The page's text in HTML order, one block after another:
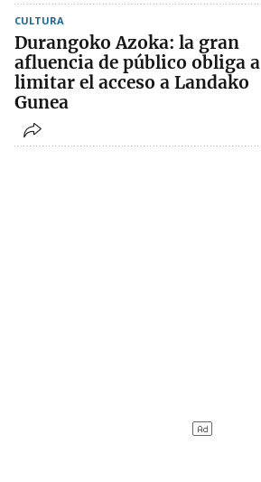
CULTURA
Durangoko Azoka: la gran
afluencia de público obliga a
limitar el acceso a Landako
Gunea